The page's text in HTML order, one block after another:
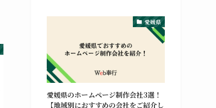
愛媛県
愛媛県のホームページ制作会社3選！
【地域別におすすめの会社をご紹介し